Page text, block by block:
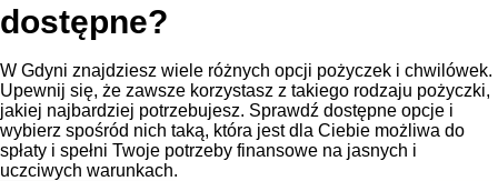
dostępne?
W Gdyni znajdziesz wiele różnych opcji pożyczek i chwilówek.
Upewnij się, że zawsze korzystasz z takiego rodzaju pożyczki,
jakiej najbardziej potrzebujesz. Sprawdź dostępne opcje i
wybierz spośród nich taką, która jest dla Ciebie możliwa do
spłaty i spełni Twoje potrzeby finansowe na jasnych i
uczciwych warunkach.